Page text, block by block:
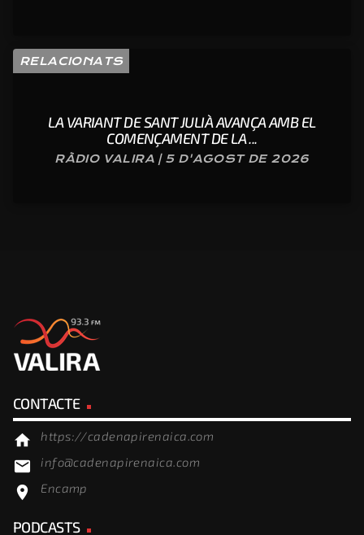
RELACIONATS
LA VARIANT DE SANT JULIÀ AVANÇA AMB EL
COMENÇAMENT DE LA ...
RÀDIO VALIRA | 5 D'AGOST DE 2026
CONTACTE
home https://cadenapirenaica.com
email info@cadenapirenaica.com
location_on Encamp
PODCASTS